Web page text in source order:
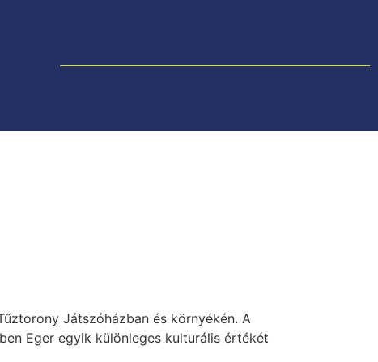
Játszóházban és környékén. A
Eger egyik különleges kulturális értékét